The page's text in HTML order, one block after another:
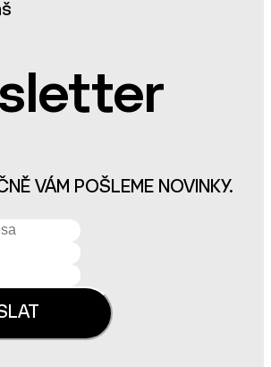
VÁM POŠLEME NOVINKY.